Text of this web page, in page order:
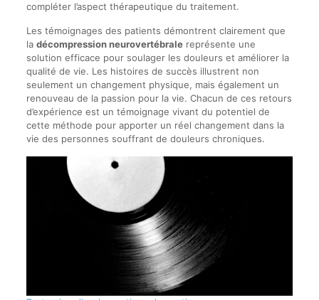
compléter l’aspect thérapeutique du traitement.
Les témoignages des patients démontrent clairement que
la décompression neurovertébralereprésente une
solution efficace pour soulager les douleurs et améliorer la
qualité de vie. Les histoires de succès illustrent non
seulement un changement physique, mais également un
renouveau de la passion pour la vie. Chacun de ces retours
d’expérience est un témoignage vivant du potentiel de
cette méthode pour apporter un réel changement dans la
vie des personnes souffrant de douleurs chroniques.